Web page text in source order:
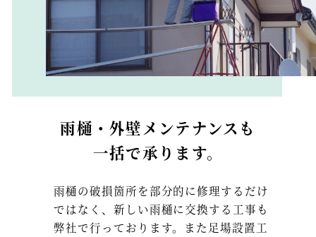
雨樋・外壁メンテナンスも
一括で承ります。
雨樋の破損箇所を部分的に修理するだけ
ではなく、新しい雨樋に交換する工事も
弊社で行っております。また足場設置工